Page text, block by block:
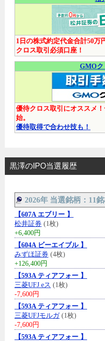
1日の株式約定代金合計50万
クロス取引必須口座！
GMOク
優待クロス取引にオススメ
始。
優待取得で合わせ技も！
黒澤のIPO当選履歴
2026年 当選銘柄：11
【607A エブリー 】
松井証券 (1枚)
+6,400円
【604A ビーエイブル 】
みずほ証券 (4枚)
+126,400円
【593A ティアフォー 】
三菱UFJ eス (1枚)
-7,600円
【593A ティアフォー 】
三菱UFJモルガ(1枚)
-7,600円
【593A ティアフォー 】